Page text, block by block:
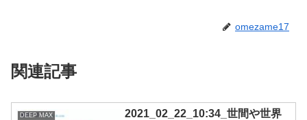
omezame17
関連記事
DEEP MAX
2021_02_22_10:34_世間や世界